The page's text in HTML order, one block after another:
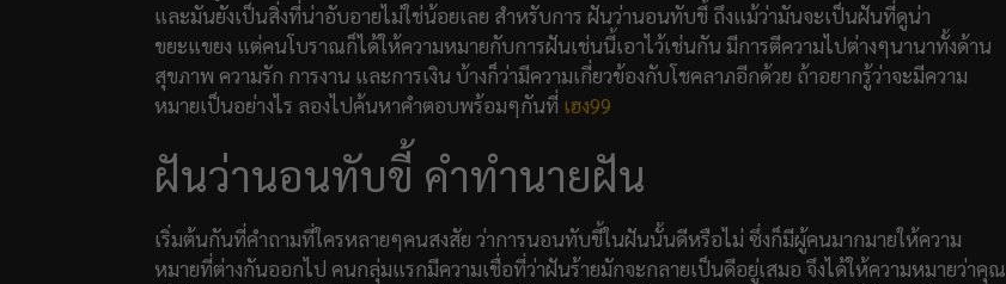
และมันยังเป็นสิ่งที่น่าอับอายไม่ใช่น้อยเลย สำหรับการ ฝันว่านอนทับขี้ ถึงแม้ว่ามันจะเป็นฝันที่ดูน่า
ขยะแขยง แต่คนโบราณก็ได้ให้ความหมายกับการฝันเช่นนี้เอาไว้เช่นกัน มีการตีความไปต่างๆนานาทั้งด้าน
สุขภาพ ความรัก การงาน และการเงิน บ้างก็ว่ามีความเกี่ยวข้องกับโชคลาภอีกด้วย ถ้าอยากรู้ว่าจะมีความ
หมายเป็นอย่างไร ลองไปค้นหาคำตอบพร้อมๆกันที่ เฮง99
ฝันว่านอนทับขี้ คำทำนายฝัน
เริ่มต้นกันที่คำถามที่ใครหลายๆคนสงสัย ว่าการนอนทับขี้ในฝันนั้นดีหรือไม่ ซึ่งก็มีผู้คนมากมายให้ความ
หมายที่ต่างกันออกไป คนกลุ่มแรกมีความเชื่อที่ว่าฝันร้ายมักจะกลายเป็นดีอยู่เสมอ จึงได้ให้ความหมายว่าคุณ